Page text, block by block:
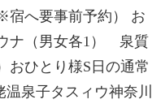
宿へ要事前予約） お
ナ（男女各1） 泉質
おひとり様S日の通常
泉子タスィウ神奈川